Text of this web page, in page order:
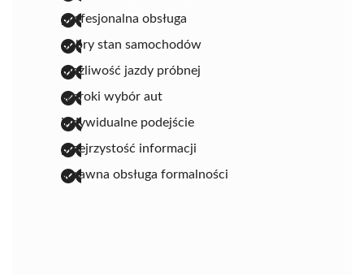
profesjonalna obsługa
dobry stan samochodów
możliwość jazdy próbnej
szeroki wybór aut
indywidualne podejście
przejrzystość informacji
sprawna obsługa formalności